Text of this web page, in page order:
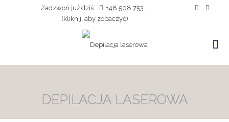
Zadzwoń już dziś:
+48 508 753 ...
(kliknij, aby zobaczyć)
DEPILACJA LASEROWA